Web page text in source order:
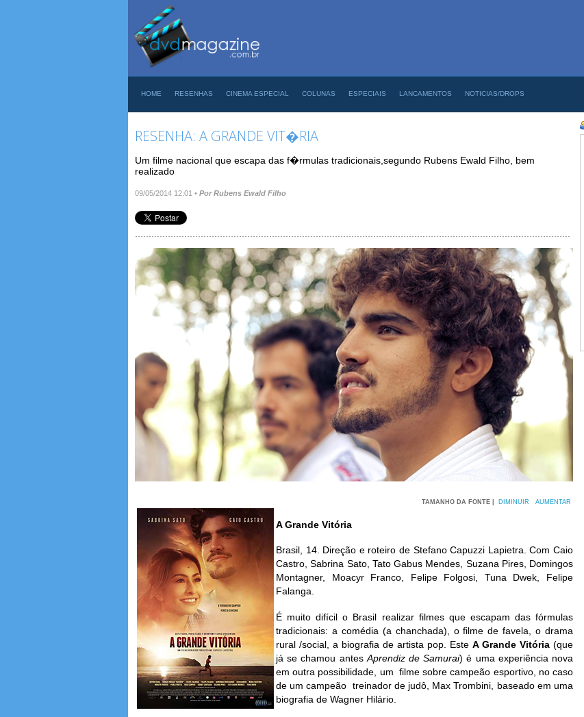
HOME RESENHAS CINEMA ESPECIAL COLUNAS ESPECIAIS LANCAMENTOS NOTICIAS/DROPS
RESENHA: A GRANDE VIT�RIA
Um filme nacional que escapa das f�rmulas tradicionais,segundo Rubens Ewald Filho, bem
realizado
09/05/2014 12:01 • Por Rubens Ewald Filho
TAMANHO DA FONTE | DIMINUIR AUMENTAR
A Grande Vitória
Brasil, 14. Direção e roteiro de Stefano Capuzzi Lapietra. Com Caio
Castro, Sabrina Sato, Tato Gabus Mendes, Suzana Pires, Domingos
Montagner, Moacyr Franco, Felipe Folgosi, Tuna Dwek, Felipe
Falanga.
É muito difícil o Brasil realizar filmes que escapam das fórmulas
tradicionais: a comédia (a chanchada), o filme de favela, o drama
rural /social, a biografia de artista pop. Este A Grande Vitória (que
já se chamou antes Aprendiz de Samurai) é uma experiência nova
em outra possibilidade, um filme sobre campeão esportivo, no caso
de um campeão treinador de judô, Max Trombini, baseado em uma
biografia de Wagner Hilário.